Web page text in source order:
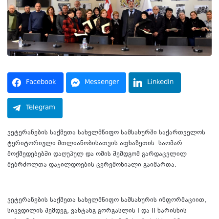
Facebook Messenger LinkedIn
Telegram
ვეტერანების საქმეთა სახელმწიფო სამსახურში საქართველოს
ტერიტორიული მთლიანობისათვის აფხაზეთის საომარ
მოქმედებებში დაღუპულ და ომის შემდგომ გარდაცვლილ
მებრძოლთა დაჯილდოების ცერემონიალი გაიმართა.
ვეტერანების საქმეთა სახელმწიფო სამსახურის ინფორმაციით,
სიკვდილის შემდეგ, ვახტანგ გორგასლის I და II ხარისხის